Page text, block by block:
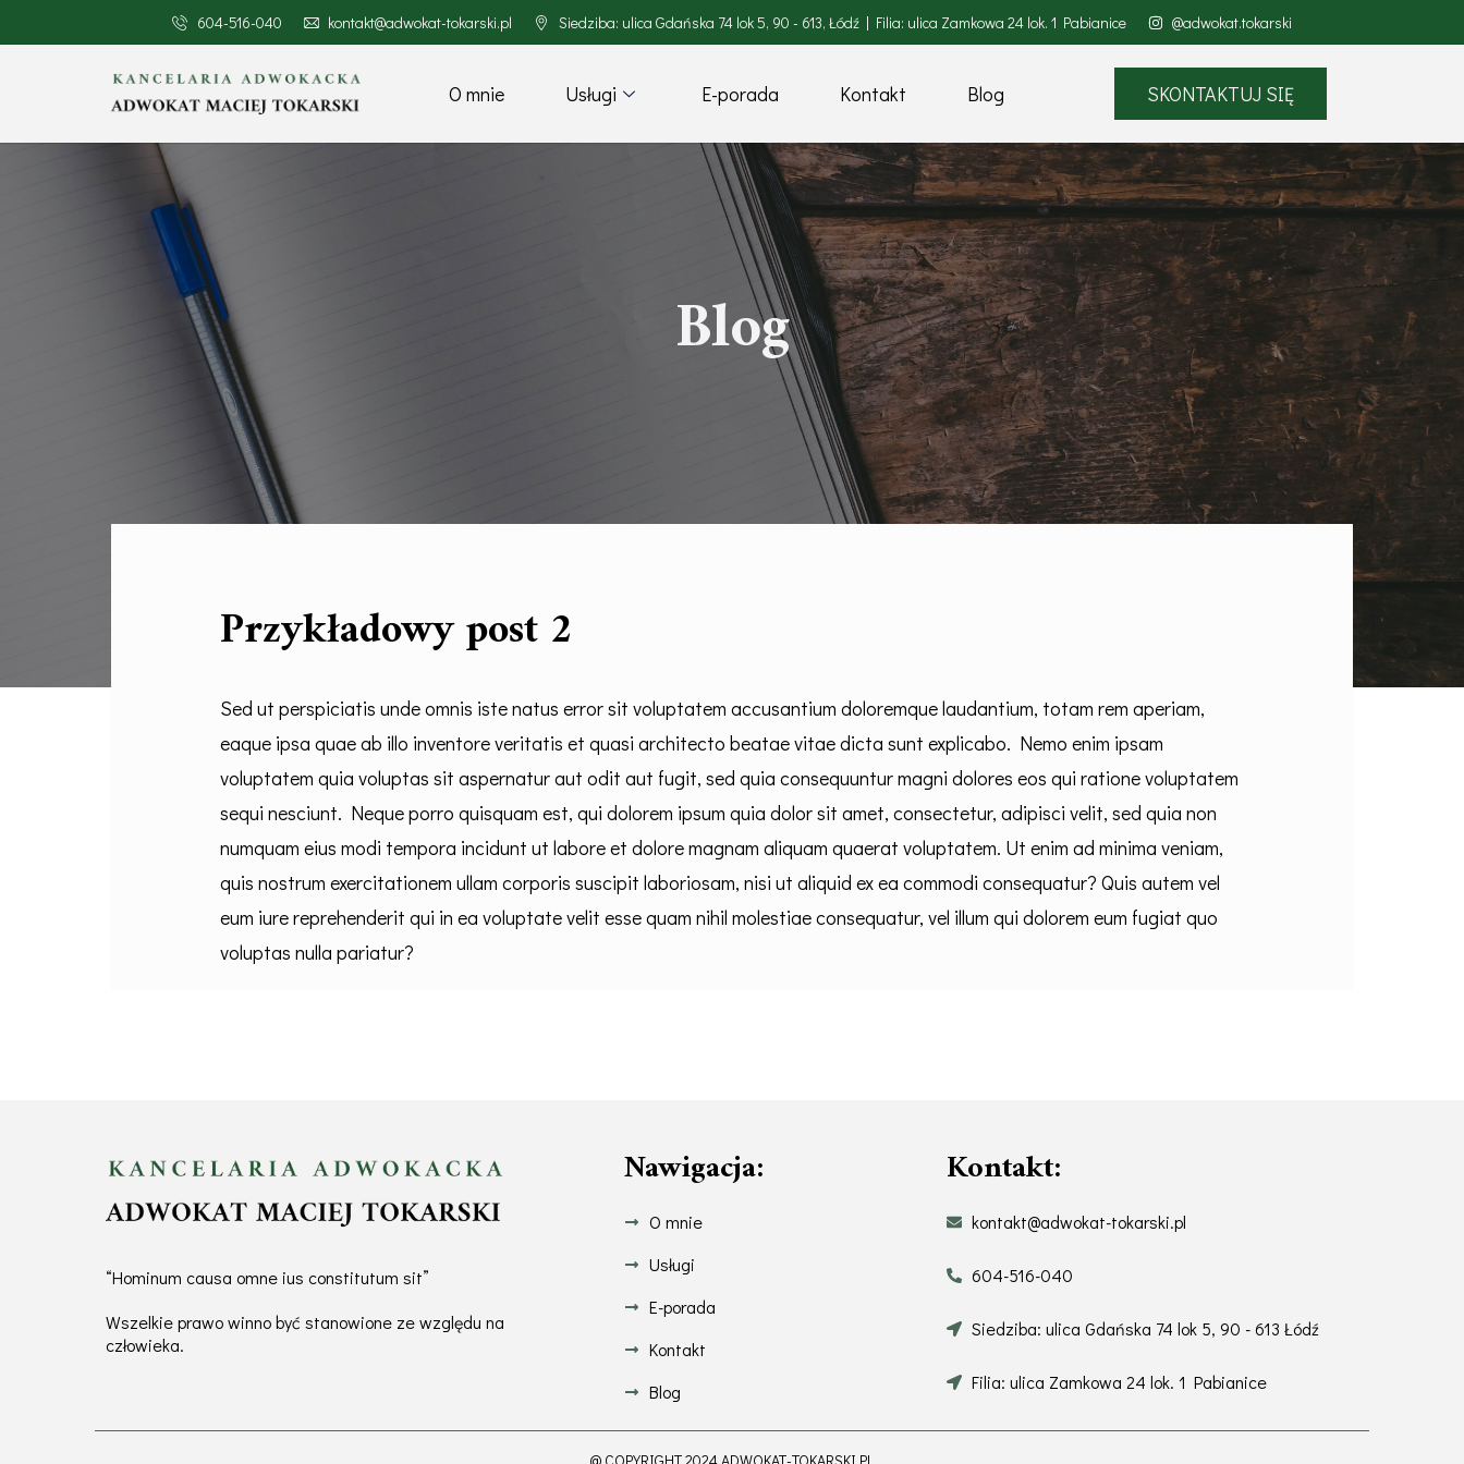
604-516-040 kontakt@adwokat-tokarski.pl Siedziba: ulica Gdańska 74 lok 5, 90 - 613, Łódź | Filia: ulica Zamkowa 24 lok. 1 Pabianice @adwokat.tokarski
O mnie Usługi E-porada Kontakt Blog SKONTAKTUJ SIĘ
Blog
Przykładowy post 2
Sed ut perspiciatis unde omnis iste natus error sit voluptatem accusantium doloremque laudantium, totam rem aperiam,
eaque ipsa quae ab illo inventore veritatis et quasi architecto beatae vitae dicta sunt explicabo. Nemo enim ipsam
voluptatem quia voluptas sit aspernatur aut odit aut fugit, sed quia consequuntur magni dolores eos qui ratione voluptatem
sequi nesciunt. Neque porro quisquam est, qui dolorem ipsum quia dolor sit amet, consectetur, adipisci velit, sed quia non
numquam eius modi tempora incidunt ut labore et dolore magnam aliquam quaerat voluptatem. Ut enim ad minima veniam,
quis nostrum exercitationem ullam corporis suscipit laboriosam, nisi ut aliquid ex ea commodi consequatur? Quis autem vel
eum iure reprehenderit qui in ea voluptate velit esse quam nihil molestiae consequatur, vel illum qui dolorem eum fugiat quo
voluptas nulla pariatur?
“Hominum causa omne ius constitutum sit”
Wszelkie prawo winno być stanowione ze względu na
człowieka.
Nawigacja:
O mnie
Usługi
E-porada
Kontakt
Blog
Kontakt:
kontakt@adwokat-tokarski.pl
604-516-040
Siedziba: ulica Gdańska 74 lok 5, 90 - 613 Łódź
Filia: ulica Zamkowa 24 lok. 1 Pabianice